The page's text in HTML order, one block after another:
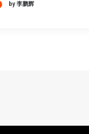
by 李鹏辉